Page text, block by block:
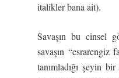
italikler bana ait).
Savaşın bu cinsel
savaşın
tanımladığı şeyin